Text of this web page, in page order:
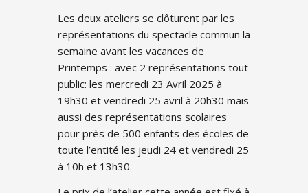
Les deux ateliers se clôturent par les
représentations du spectacle commun la
semaine avant les vacances de
Printemps : avec 2 représentations tout
public: les mercredi 23 Avril 2025 à
19h30 et vendredi 25 avril à 20h30 mais
aussi des représentations scolaires
pour près de 500 enfants des écoles de
toute l’entité les jeudi 24 et vendredi 25
à 10h et 13h30.